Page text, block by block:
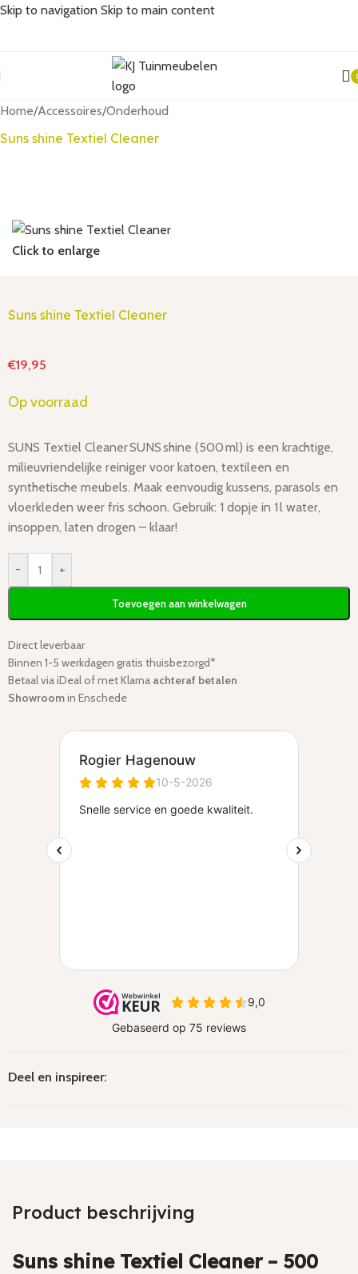
Skip to navigation Skip to main content
Home/Accessoires/Onderhoud
Suns shine Textiel Cleaner
Click to enlarge
Suns shine Textiel Cleaner
€19,95
Op voorraad
SUNS Textiel Cleaner SUNS shine (500 ml) is een krachtige,
milieuvriendelijke reiniger voor katoen, textileen en
synthetische meubels. Maak eenvoudig kussens, parasols en
vloerkleden weer fris schoon. Gebruik: 1 dopje in 1 l water,
insoppen, laten drogen – klaar!
- +
Toevoegen aan winkelwagen
Direct leverbaar
Binnen 1-5 werkdagen gratis thuisbezorgd*
Betaal via iDeal of met Klarna achteraf betalen
Showroomin Enschede
Deel en inspireer:
Product beschrijving
Suns shine Textiel Cleaner – 500